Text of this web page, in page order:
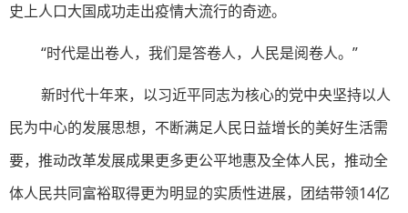
史上人口大国成功走出疫情大流行的奇迹。
“时代是出卷人，我们是答卷人，人民是阅卷人。”
新时代十年来，以习近平同志为核心的党中央坚持以人
民为中心的发展思想，不断满足人民日益增长的美好生活需
要，推动改革发展成果更多更公平地惠及全体人民，推动全
体人民共同富裕取得更为明显的实质性进展，团结带领14亿